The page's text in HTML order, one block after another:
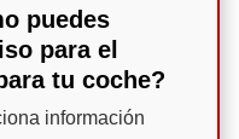
puedes
para el
tu coche?
información